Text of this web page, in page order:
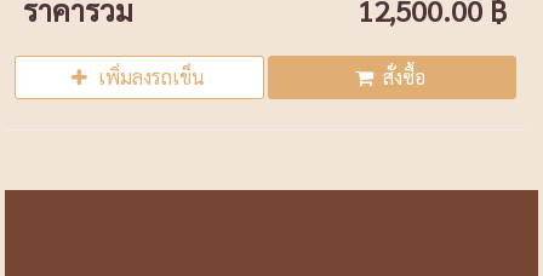
ราคารวม 12,500.00 ฿
เพิ่มลงรถเข็น สั่งซื้อ